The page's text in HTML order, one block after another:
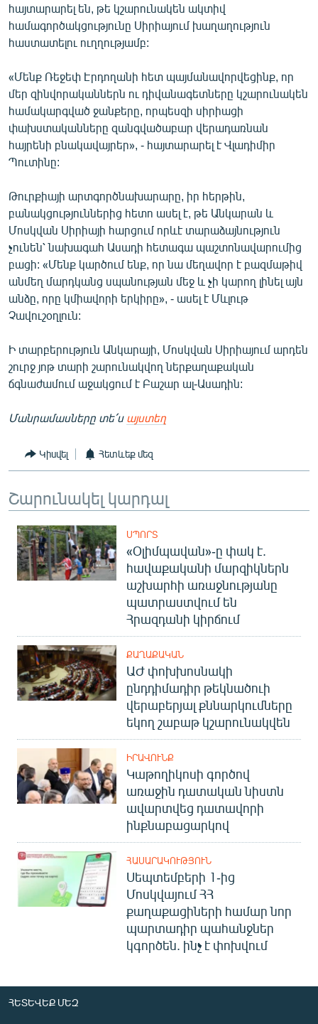
ՓՈԴՔԱՍԹ
English
Русский
ՀԵՏԵՎԵՔ ՄԵԶ
«Ազատության» բոլոր կայքերը
հայտարարել են, թե կշարունակեն ակտիվ
համագործակցությունը Սիրիայում խաղաղություն
հաստատելու ուղղությամբ:
«Մենք Ռեջեփ Էրդողանի հետ պայմանավորվեցինք, որ
մեր զինվորականներն ու դիվանագետները կշարունակեն
համակարգված ջանքերը, որպեսզի սիրիացի
փախստականները զանգվածաբար վերադառնան
հայրենի բնակավայրեր», - հայտարարել է Վլադիմիր
Պուտինը:
Թուրքիայի արտգործնախարարը, իր հերթին,
բանակցություններից հետո ասել է, թե Անկարան և
Մոսկվան Սիրիայի հարցում որևէ տարաձայնություն
չունեն՝ նախագահ Ասադի հետագա պաշտոնավարումից
բացի: «Մենք կարծում ենք, որ նա մեղավոր է բազմաթիվ
անմեղ մարդկանց սպանության մեջ և չի կարող լինել այն
անձը, որը կմիավորի երկիրը», - ասել է Մևլութ
Չավուշօղլուն:
Ի տարբերություն Անկարայի, Մոսկվան Սիրիայում արդեն
շուրջ յոթ տարի շարունակվող ներքաղաքական
ճգնաժամում աջակցում է Բաշար ալ-Ասադին:
Մանրամասները տե՛ս այստեղ
Կիսվել Հետևեք մեզ
Շարունակել կարդալ
ՍՊՈՐՏ
«Օլիմպավան»-ը փակ է.
հավաքականի մարզիկներն
աշխարհի առաջնությանը
պատրաստվում են
Հրազդանի կիրճում
ՔԱՂԱՔԱԿԱՆ
ԱԺ փոխխոսնակի
ընդդիմադիր թեկնածուի
վերաբերյալ քննարկումները
եկող շաբաթ կշարունակվեն
ԻՐԱՎՈՒՆՔ
Կաթողիկոսի գործով
առաջին դատական նիստն
ավարտվեց դատավորի
ինքնաբացարկով
ՀԱՍԱՐԱԿՈՒԹՅՈՒՆ
Սեպտեմբերի 1-ից
Մոսկվայում ՀՀ
քաղաքացիների համար նոր
պարտադիր պահանջներ
կգործեն. ինչ է փոխվում
ՀԵՏԵՎԵՔ ՄԵԶ